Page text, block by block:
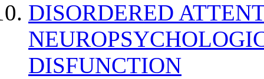
DISORDERED
DISFUNCTION